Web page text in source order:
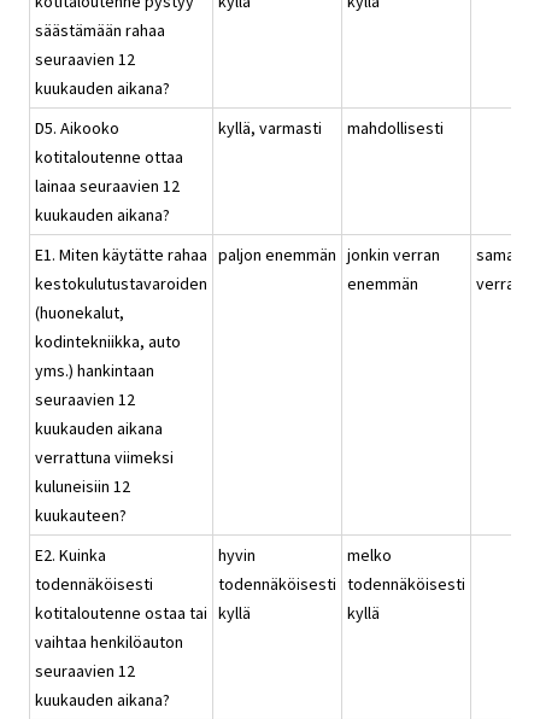
säästämään rahaa
seuraavien 12
kuukauden aikana?
D5. Aikooko
kotitaloutenne ottaa
lainaa seuraavien 12
kuukauden aikana?
kyllä, varmasti mahdollisesti
E1. Miten käytätte rahaa
kestokulutustavaroiden
(huonekalut,
kodintekniikka, auto
yms.) hankintaan
seuraavien 12
kuukauden aikana
verrattuna viimeksi
kuluneisiin 12
kuukauteen?
paljon enemmän jonkin verran
enemmän
saman
verran
E2. Kuinka
todennäköisesti
kotitaloutenne ostaa tai
vaihtaa henkilöauton
seuraavien 12
kuukauden aikana?
hyvin
todennäköisesti
kyllä
melko
todennäköisesti
kyllä